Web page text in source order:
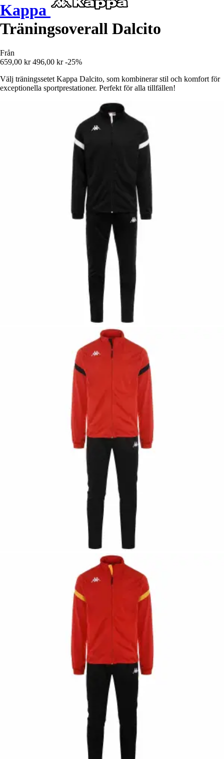
Kappa
Träningsoverall Dalcito
Från
659,00 kr 496,00 kr -25%
Välj träningssetet Kappa Dalcito, som kombinerar stil och komfort för
exceptionella sportprestationer. Perfekt för alla tillfällen!